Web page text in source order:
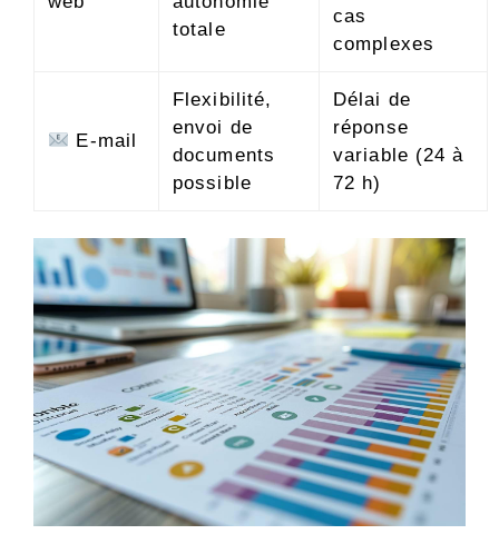
totale
cas
complexes
E-mail
Flexibilité,
envoi de
documents
possible
Délai de
réponse
variable (24 à
72 h)